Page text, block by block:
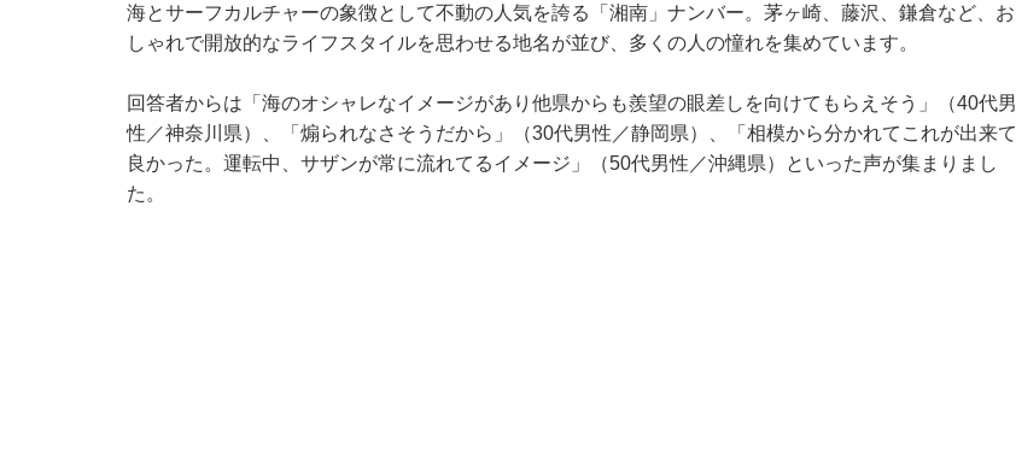
海とサーフカルチャーの象徴として不動の人気を誇る「湘南」ナンバー。茅ヶ崎、藤沢、鎌倉など、お
しゃれで開放的なライフスタイルを思わせる地名が並び、多くの人の憧れを集めています。
回答者からは「海のオシャレなイメージがあり他県からも羨望の眼差しを向けてもらえそう」（40代男
性／神奈川県）、「煽られなさそうだから」（30代男性／静岡県）、「相模から分かれてこれが出来て
良かった。運転中、サザンが常に流れてるイメージ」（50代男性／沖縄県）といった声が集まりまし
た。